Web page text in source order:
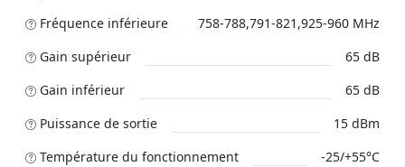
Fréquence inférieure
758-788,791-821,925-960 MHz
Gain supérieur
65 dB
Gain inférieur
65 dB
Puissance de sortie
15 dBm
Température du fonctionnement
-25/+55°C